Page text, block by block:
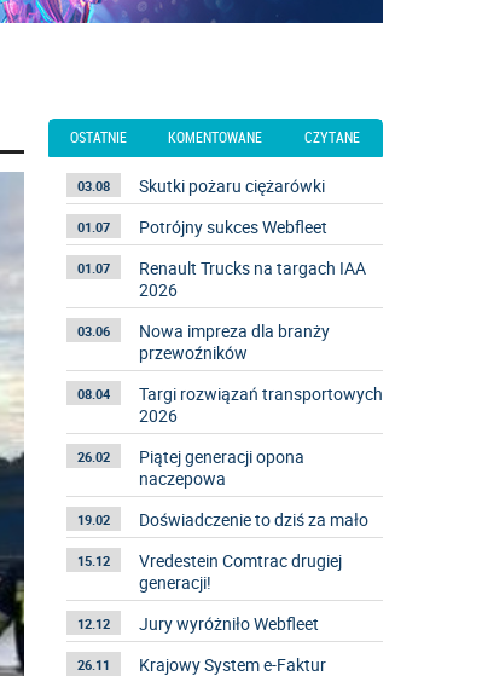
OSTATNIE KOMENTOWANE CZYTANE
03.08 Skutki pożaru ciężarówki
01.07 Potrójny sukces Webfleet
01.07
Renault Trucks na targach IAA
2026
03.06
Nowa impreza dla branży
przewoźników
08.04
Targi rozwiązań transportowych
2026
26.02
Piątej generacji opona
naczepowa
19.02 Doświadczenie to dziś za mało
15.12
Vredestein Comtrac drugiej
generacji!
12.12 Jury wyróżniło Webfleet
26.11
Krajowy System e-Faktur